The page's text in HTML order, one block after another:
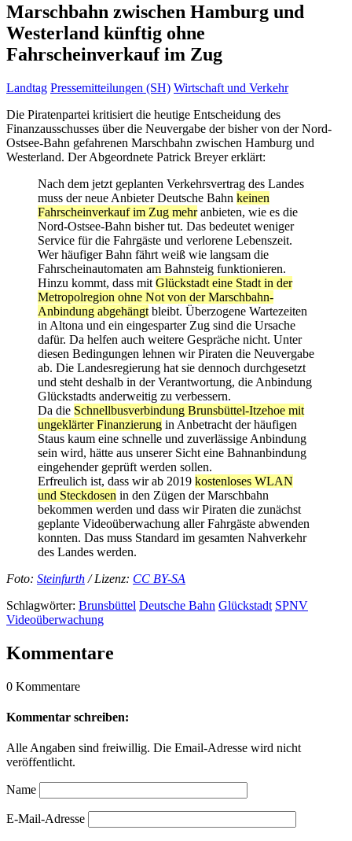
Marschbahn zwischen Hamburg und
Westerland künftig ohne
Fahrscheinverkauf im Zug
Landtag Pressemitteilungen (SH) Wirtschaft und Verkehr
Die Piratenpartei kritisiert die heutige Entscheidung des
Finanzausschusses über die Neuvergabe der bisher von der Nord-
Ostsee-Bahn gefahrenen Marschbahn zwischen Hamburg und
Westerland. Der Abgeordnete Patrick Breyer erklärt:
Nach dem jetzt geplanten Verkehrsvertrag des Landes
muss der neue Anbieter Deutsche Bahn keinen
Fahrscheinverkauf im Zug mehranbieten, wie es die
Nord-Ostsee-Bahn bisher tut. Das bedeutet weniger
Service für die Fahrgäste und verlorene Lebenszeit.
Wer häufiger Bahn fährt weiß wie langsam die
Fahrscheinautomaten am Bahnsteig funktionieren.
Hinzu kommt, dass mit Glückstadt eine Stadt in der
Metropolregion ohne Not von der Marschbahn-
Anbindung abgehängt bleibt. Überzogene Wartezeiten
in Altona und ein eingesparter Zug sind die Ursache
dafür. Da helfen auch weitere Gespräche nicht. Unter
diesen Bedingungen lehnen wir Piraten die Neuvergabe
ab. Die Landesregierung hat sie dennoch durchgesetzt
und steht deshalb in der Verantwortung, die Anbindung
Glückstadts anderweitig zu verbessern.
Da die Schnellbusverbindung Brunsbüttel-Itzehoe mit
ungeklärter Finanzierung in Anbetracht der häufigen
Staus kaum eine schnelle und zuverlässige Anbindung
sein wird, hätte aus unserer Sicht eine Bahnanbindung
eingehender geprüft werden sollen.
Erfreulich ist, dass wir ab 2019 kostenloses WLAN
und Steckdosen in den Zügen der Marschbahn
bekommen werden und dass wir Piraten die zunächst
geplante Videoüberwachung aller Fahrgäste abwenden
konnten. Das muss Standard im gesamten Nahverkehr
des Landes werden.
Foto: Steinfurth / Lizenz: CC BY-SA
Schlagwörter: Brunsbüttel Deutsche Bahn Glückstadt SPNV
Videoüberwachung
Kommentare
0 Kommentare
Kommentar schreiben:
Alle Angaben sind freiwillig. Die Email-Adresse wird nicht
veröffentlicht.
Name
E-Mail-Adresse